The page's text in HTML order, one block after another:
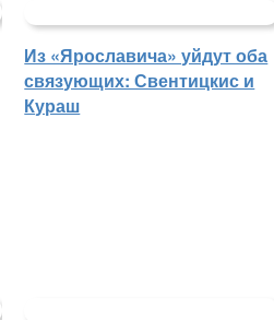
Из «Ярославича» уйдут оба
связующих: Свентицкис и
Кураш